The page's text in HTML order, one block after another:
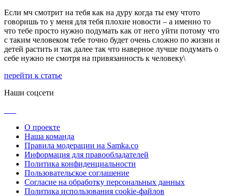
Если мч смотрит на тебя как на дуру когда ты ему чтото
говоришь то у меня для тебя плохие новости – а именно то
что тебе просто нужно подумать как от него уйти потому что
с таким человеком тебе точно будет очень сложно по жизни и
детей растить и так далее так что наверное лучше подумать о
себе нужно не смотря на привязанность к человеку\
перейти к статье
Наши соцсети
О проекте
Наша команда
Правила модерации на Samka.co
Информация для правообладателей
Политика конфиденциальности
Пользовательское соглашение
Согласие на обработку персональных данных
Политика использования cookie-файлов